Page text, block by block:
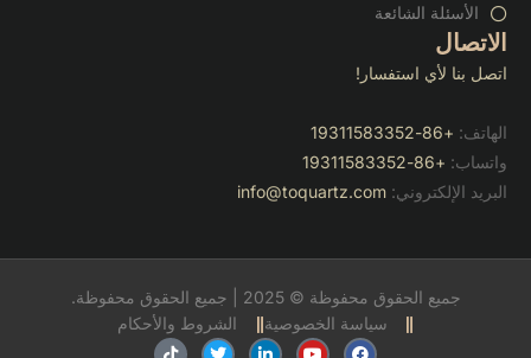
الأسئلة الشائعة
الاتصال
اتصل بنا لأي استفسار!
الهاتف: +86-19311583352
واتساب: +86-19311583352
البريد الإلكتروني: info@toquartz.com
جميع الحقوق محفوظة © 2025 | جميع الحقوق محفوظة.
سياسة الخصوصية
الشروط والأحكام
ف
ي ل ت ت